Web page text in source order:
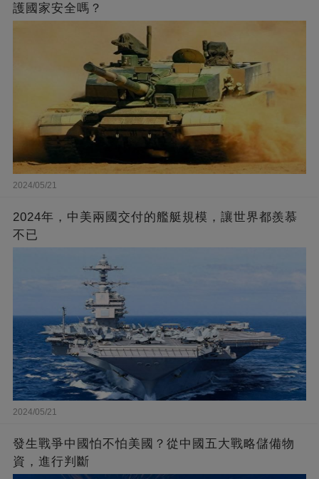
護國家安全嗎？
2024/05/21
2024年，中美兩國交付的艦艇規模，讓世界都羨慕
不已
2024/05/21
發生戰爭中國怕不怕美國？從中國五大戰略儲備物
資，進行判斷